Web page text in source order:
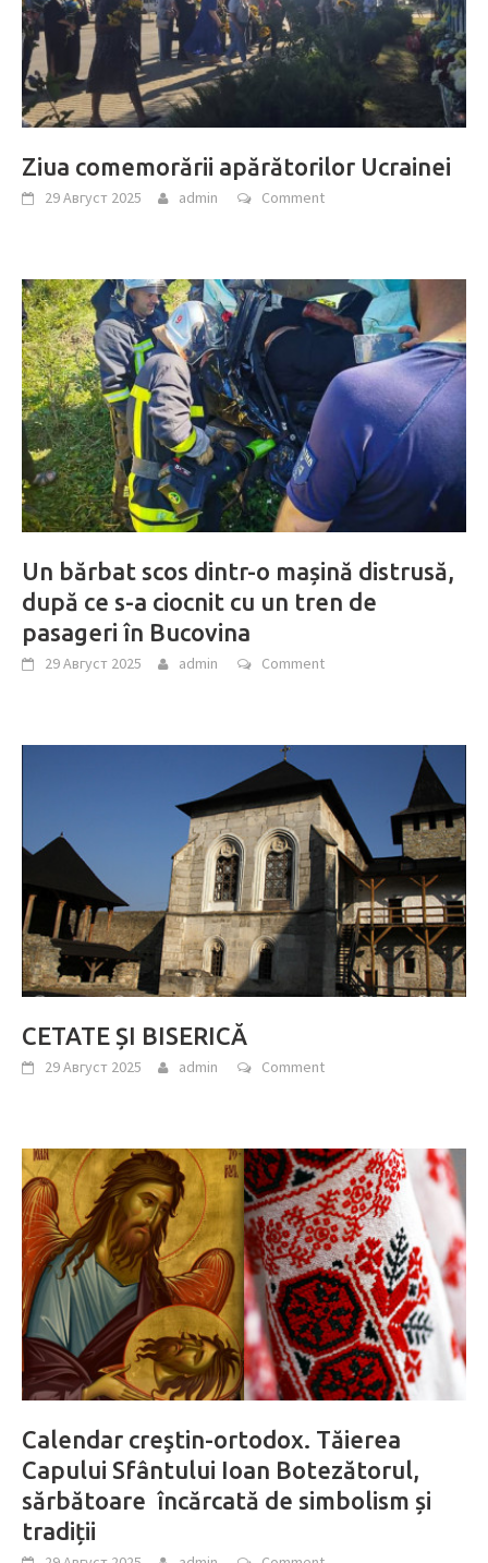
Ziua comemorării apărătorilor Ucrainei
29 Август 2025 admin Comment
Un bărbat scos dintr-o mașină distrusă,
după ce s-a ciocnit cu un tren de
pasageri în Bucovina
29 Август 2025 admin Comment
CETATE ȘI BISERICĂ
29 Август 2025 admin Comment
Calendar creştin-ortodox. Tăierea
Capului Sfântului Ioan Botezătorul,
sărbătoare încărcată de simbolism și
tradiții